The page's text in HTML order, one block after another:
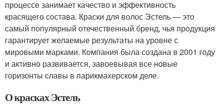
процессе занимает качество и эффективность
красящего состава. Краски для волос Эстель — это
самый популярный отечественный бренд, чья продукция
гарантирует желаемые результаты на уровне с
мировыми марками. Компания была создана в 2001 году
и активно развивается, завоевывая все новые
горизонты славы в парикмахерском деле.
О красках Эстель